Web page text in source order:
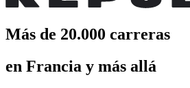
Más de 20.000 carreras
en Francia y más allá